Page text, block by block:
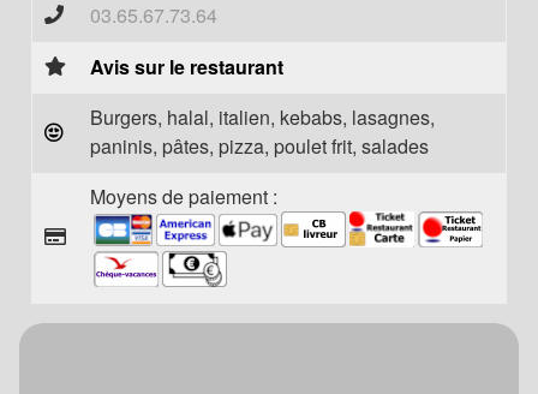
03.65.67.73.64
Avis sur le restaurant
Burgers, halal, italien, kebabs, lasagnes,
paninis, pâtes, pizza, poulet frit, salades
Moyens de paiement :